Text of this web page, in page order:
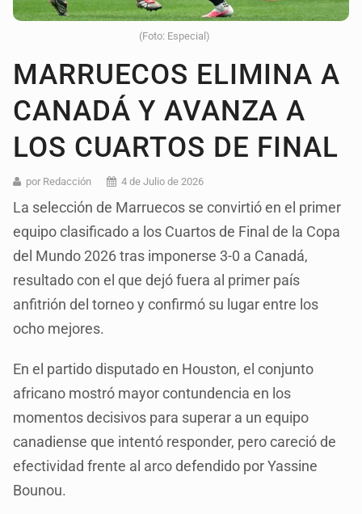
(Foto: Especial)
MARRUECOS ELIMINA A
CANADÁ Y AVANZA A
LOS CUARTOS DE FINAL
por Redacción 4 de Julio de 2026
La selección de Marruecos se convirtió en el primer
equipo clasificado a los Cuartos de Final de la Copa
del Mundo 2026 tras imponerse 3-0 a Canadá,
resultado con el que dejó fuera al primer país
anfitrión del torneo y confirmó su lugar entre los
ocho mejores.
En el partido disputado en Houston, el conjunto
africano mostró mayor contundencia en los
momentos decisivos para superar a un equipo
canadiense que intentó responder, pero careció de
efectividad frente al arco defendido por Yassine
Bounou.